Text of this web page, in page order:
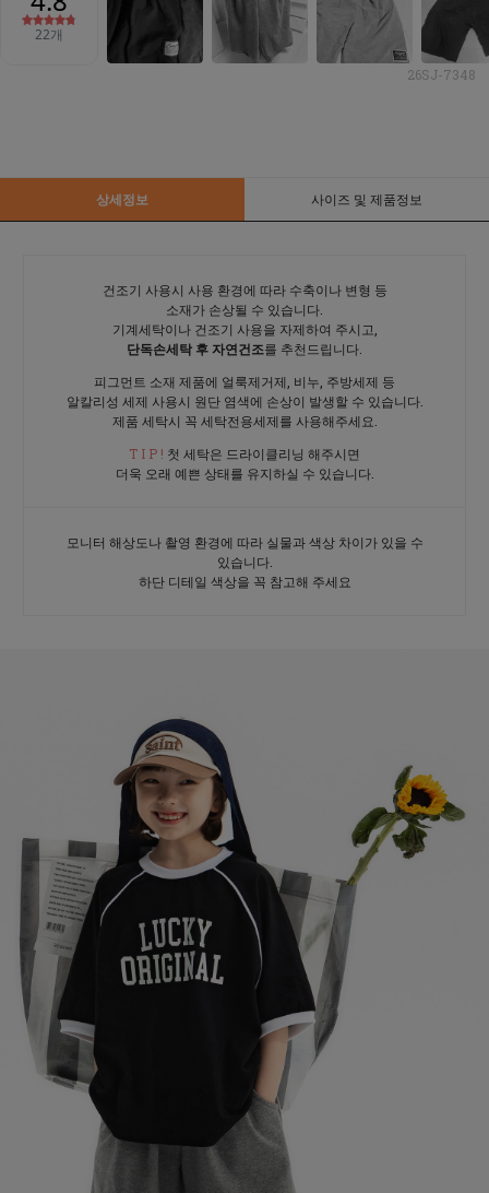
26SJ-7348
상세정보 사이즈 및 제품정보
건조기 사용시 사용 환경에 따라 수축이나 변형 등
소재가 손상될 수 있습니다.
기계세탁이나 건조기 사용을 자제하여 주시고,
단독손세탁 후 자연건조를 추천드립니다.
피그먼트 소재 제품에 얼룩제거제, 비누, 주방세제 등
알칼리성 세제 사용시 원단 염색에 손상이 발생할 수 있습니다.
제품 세탁시 꼭 세탁전용세제를 사용해주세요.
T I P ! 첫 세탁은 드라이클리닝 해주시면
더욱 오래 예쁜 상태를 유지하실 수 있습니다.
모니터 해상도나 촬영 환경에 따라 실물과 색상 차이가 있을 수
있습니다.
하단 디테일 색상을 꼭 참고해 주세요